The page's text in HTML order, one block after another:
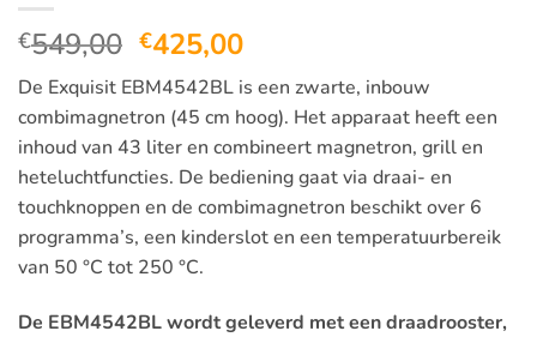
€549,00 Oorspronkelijke
prijs
was:
€549,00.
€425,00Huidige
is:
€425,00.
De Exquisit EBM4542BL is een zwarte, inbouw
combimagnetron (45 cm hoog). Het apparaat heeft een
inhoud van 43 liter en combineert magnetron, grill en
heteluchtfuncties. De bediening gaat via draai- en
touchknoppen en de combimagnetron beschikt over 6
programma’s, een kinderslot en een temperatuurbereik
van 50 °C tot 250 °C.
De EBM4542BL wordt geleverd met een draadrooster,